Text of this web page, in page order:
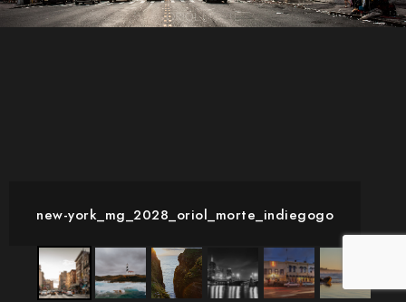
new-york_mg_2028_oriol_morte_indiegogo